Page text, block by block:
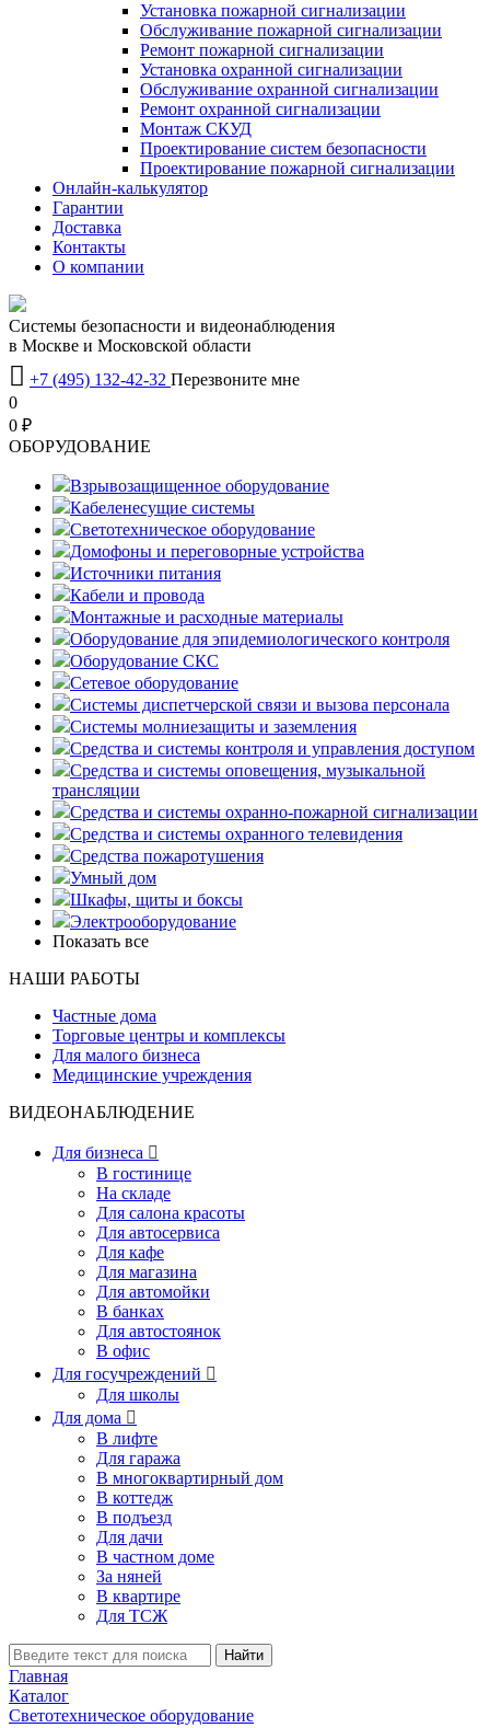
Установка пожарной сигнализации
Обслуживание пожарной сигнализации
Ремонт пожарной сигнализации
Установка охранной сигнализации
Обслуживание охранной сигнализации
Ремонт охранной сигнализации
Монтаж СКУД
Проектирование систем безопасности
Проектирование пожарной сигнализации
Онлайн-калькулятор
Гарантии
Доставка
Контакты
О компании
Системы безопасности и видеонаблюдения
в Москве и Московской области
 +7 (495) 132-42-32 Перезвоните мне
0
0 ₽
OБОРУДОВАНИЕ
Взрывозащищенное оборудование
Кабеленесущие системы
Светотехническое оборудование
Домофоны и переговорные устройства
Источники питания
Кабели и провода
Монтажные и расходные материалы
Оборудование для эпидемиологического контроля
Оборудование СКС
Сетевое оборудование
Системы диспетчерской связи и вызова персонала
Системы молниезащиты и заземления
Средства и системы контроля и управления доступом
Средства и системы оповещения, музыкальной
трансляции
Средства и системы охранно-пожарной сигнализации
Средства и системы охранного телевидения
Средства пожаротушения
Умный дом
Шкафы, щиты и боксы
Электрооборудование
Показать все
НАШИ РАБОТЫ
Частные дома
Торговые центры и комплексы
Для малого бизнеса
Медицинские учреждения
ВИДЕОНАБЛЮДЕНИЕ
Для бизнеса 
В гостинице
На складе
Для салона красоты
Для автосервиса
Для кафе
Для магазина
Для автомойки
В банках
Для автостоянок
В офис
Для госучреждений 
Для школы
Для дома 
В лифте
Для гаража
В многоквартирный дом
В коттедж
В подъезд
Для дачи
В частном доме
За няней
В квартире
Для ТСЖ
Найти
Главная
Каталог
Светотехническое оборудование